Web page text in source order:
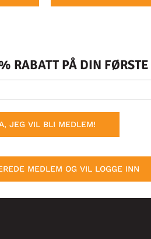
RABATT PÅ DIN
JEG VIL BLI MEDLEM!
MEDLEM OG VIL LOGGE INN